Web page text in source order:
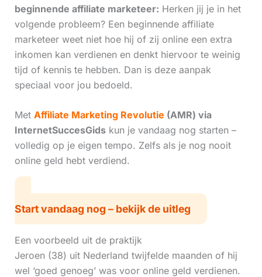
beginnende affiliate marketeer: Herken jij je in het
volgende probleem? Een beginnende affiliate
marketeer weet niet hoe hij of zij online een extra
inkomen kan verdienen en denkt hiervoor te weinig
tijd of kennis te hebben. Dan is deze aanpak
speciaal voor jou bedoeld.
Met Affiliate Marketing Revolutie (AMR) via
InternetSuccesGidskun je vandaag nog starten –
volledig op je eigen tempo. Zelfs als je nog nooit
online geld hebt verdiend.
Start vandaag nog – bekijk de uitleg
Een voorbeeld uit de praktijk
Jeroen (38) uit Nederland twijfelde maanden of hij
wel ‘goed genoeg’ was voor online geld verdienen.